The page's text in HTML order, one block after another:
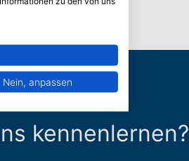
kennenlernen?
Nein, anpassen